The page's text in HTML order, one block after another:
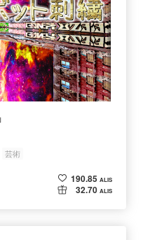
芸術
190.85 ALIS
32.70 ALIS